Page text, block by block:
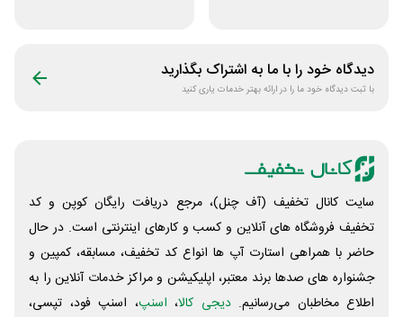
دیدگاه خود را با ما به اشتراک بگذارید
با ثبت دیدگاه خود ما را در ارائه بهتر خدمات یاری کنید
سایت کانال تخفیف (آف چنل)، مرجع دریافت رایگان کوپن و کد
تخفیف فروشگاه های آنلاین و کسب و‌ کارهای اینترنتی است. در حال
حاضر با همراهی استارت آپ ها انواع کد تخفیف، مسابقه، کمپین و
جشنواره های صدها برند معتبر، اپلیکیشن و مراکز خدمات آنلاین را به
اطلاع مخاطبان می‌رسانیم. دیجی کالا، اسنپ، اسنپ فود، تپسی،